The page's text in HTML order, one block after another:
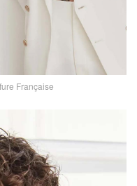
Française